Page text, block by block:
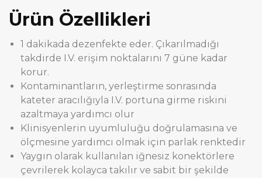
Ürün Özellikleri
1 dakikada dezenfekte eder. Çıkarılmadığı
takdirde I.V. erişim noktalarını 7 güne kadar
korur.
Kontaminantların, yerleştirme sonrasında
kateter aracılığıyla I.V. portuna girme riskini
azaltmaya yardımcı olur
Klinisyenlerin uyumluluğu doğrulamasına ve
ölçmesine yardımcı olmak için parlak renktedir
Yaygın olarak kullanılan iğnesiz konektörlere
çevrilerek kolayca takılır ve sabit bir şekilde